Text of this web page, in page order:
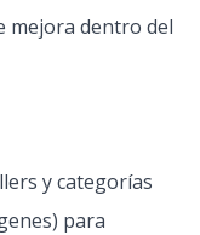
mejora dentro del
y categorías
para